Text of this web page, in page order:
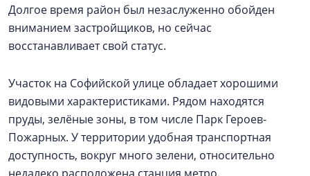
Долгое время район был незаслуженно обойден
вниманием застройщиков, но сейчас
восстанавливает свой статус.
Участок на Софийской улице обладает хорошими
видовыми характеристиками. Рядом находятся
пруды, зелёные зоны, в том числе Парк Героев-
Пожарных. У территории удобная транспортная
доступность, вокруг много зелени, относительно